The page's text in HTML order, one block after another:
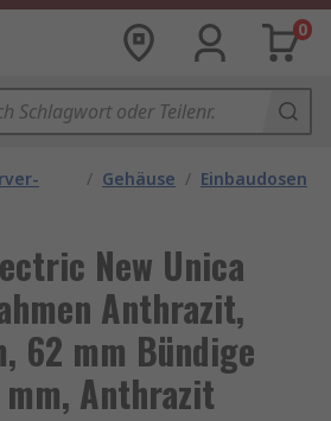
0
/ Gehäuse / Einbaudosen
New Unica
Anthrazit,
62 mm Bündige
Anthrazit